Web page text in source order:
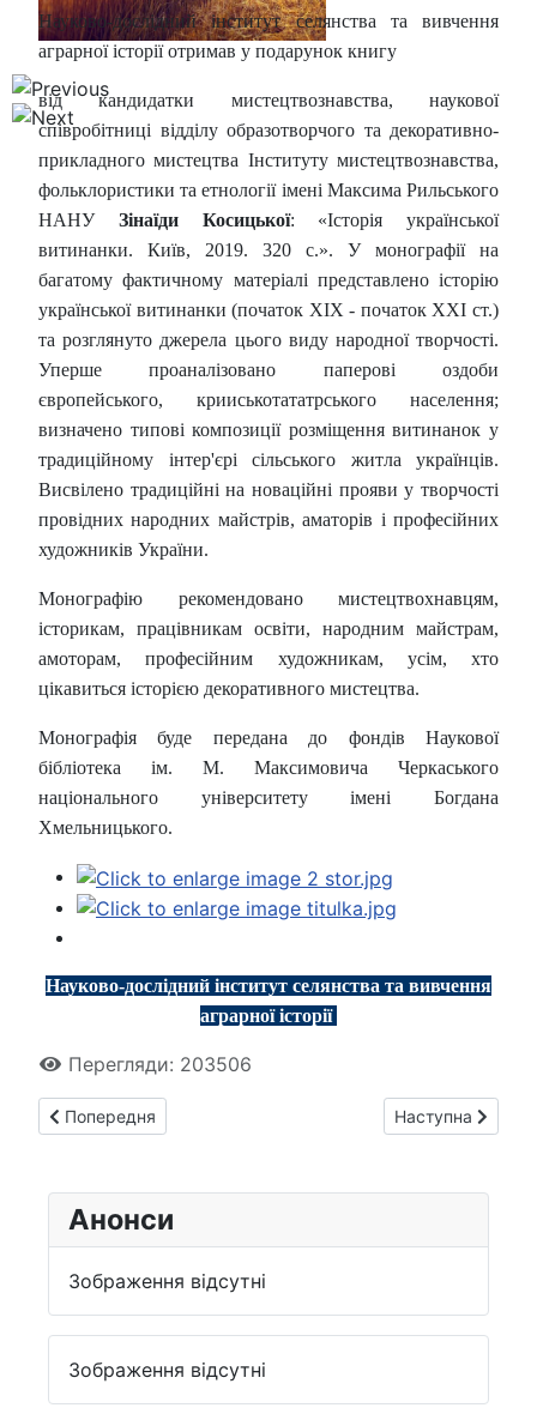
Науково-дослідний інститут селянства та вивчення
аграрної історії отримав у подарунок книгу
від кандидатки мистецтвознавства, наукової
співробітниці відділу образотворчого та декоративно-
прикладного мистецтва Інституту мистецтвознавства,
фольклористики та етнології імені Максима Рильського
НАНУЗінаїди Косицької: «Історія української
витинанки. Київ, 2019. 320 с.». У монографії на
багатому фактичному матеріалі представлено історію
української витинанки (початок ХІХ - початок ХХІ ст.)
та розглянуто джерела цього виду народної творчості.
Уперше проаналізовано паперові оздоби
європейського, крииськотататрського населення;
визначено типові композиції розміщення витинанок у
традиційному інтер'єрі сільського житла українців.
Висвілено традиційні на новаційні прояви у творчості
провідних народних майстрів, аматорів і професійних
художників України.
Монографію рекомендовано мистецтвохнавцям,
історикам, працівникам освіти, народним майстрам,
амоторам, професійним художникам, усім, хто
цікавиться історією декоративного мистецтва.
Монографія буде передана до фондів Наукової
бібліотека ім. М. Максимовича Черкаського
національного університету імені Богдана
Хмельницького.
Науково-дослідний інститут селянства та вивчення
аграрної історії
Перегляди: 203506
Попередня стаття: Народження всеукраїнського
Попередня Наступна
Наступна
Анонси
Зображення відсутні
Зображення відсутні